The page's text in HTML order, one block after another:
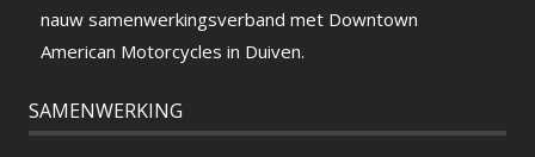
nauw samenwerkingsverband met Downtown
American Motorcycles in Duiven.
SAMENWERKING